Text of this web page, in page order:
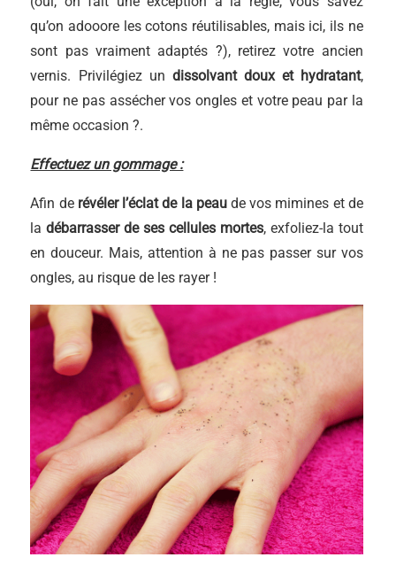
qu’on adooore les cotons réutilisables, mais ici, ils ne
sont pas vraiment adaptés ?), retirez votre ancien
vernis. Privilégiez un dissolvant doux et hydratant,
pour ne pas assécher vos ongles et votre peau par la
même occasion ?.
Effectuez un gommage :
Afin de révéler l’éclat de la peaude vos mimines et de
ladébarrasser de ses cellules mortes, exfoliez-la tout
en douceur. Mais, attention à ne pas passer sur vos
ongles, au risque de les rayer !